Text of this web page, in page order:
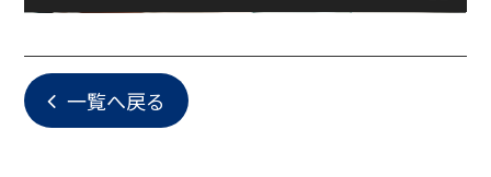
一覧へ戻る